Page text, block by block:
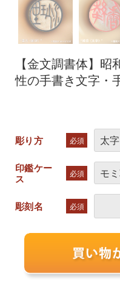
【金文調書体】昭
性の手書き文字・
彫り方 必須
印鑑ケー
ス
必須
彫刻名 必須